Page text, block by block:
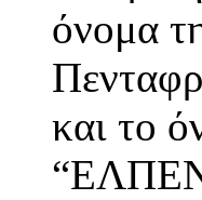
όνομα
και το